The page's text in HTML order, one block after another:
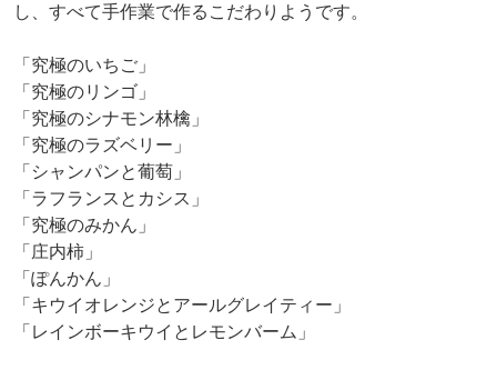
し、すべて手作業で作るこだわりようです。
「究極のいちご」
「究極のリンゴ」
「究極のシナモン林檎」
「究極のラズベリー」
「シャンパンと葡萄」
「ラフランスとカシス」
「究極のみかん」
「庄内柿」
「ぽんかん」
「キウイオレンジとアールグレイティー」
「レインボーキウイとレモンバーム」